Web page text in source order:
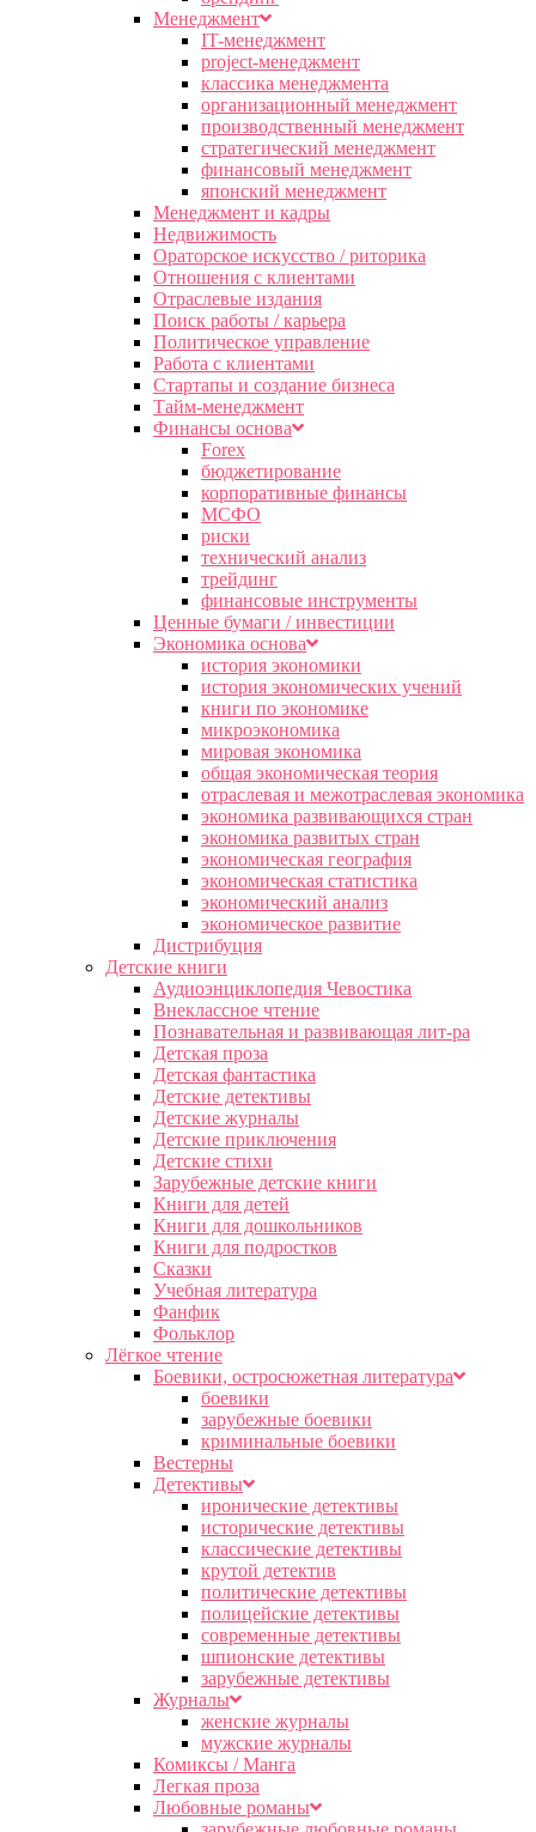
Менеджмент
IT-менеджмент
project-менеджмент
классика менеджмента
организационный менеджмент
производственный менеджмент
стратегический менеджмент
финансовый менеджмент
японский менеджмент
Менеджмент и кадры
Недвижимость
Ораторское искусство / риторика
Отношения с клиентами
Отраслевые издания
Поиск работы / карьера
Политическое управление
Работа с клиентами
Стартапы и создание бизнеса
Тайм-менеджмент
Финансы основа
Forex
бюджетирование
корпоративные финансы
МСФО
риски
технический анализ
трейдинг
финансовые инструменты
Ценные бумаги / инвестиции
Экономика основа
история экономики
история экономических учений
книги по экономике
микроэкономика
мировая экономика
общая экономическая теория
отраслевая и межотраслевая экономика
экономика развивающихся стран
экономика развитых стран
экономическая география
экономическая статистика
экономический анализ
экономическое развитие
Дистрибуция
Детские книги
Аудиоэнциклопедия Чевостика
Внеклассное чтение
Познавательная и развивающая лит-ра
Детская проза
Детская фантастика
Детские детективы
Детские журналы
Детские приключения
Детские стихи
Зарубежные детские книги
Книги для детей
Книги для дошкольников
Книги для подростков
Сказки
Учебная литература
Фанфик
Фольклор
Лёгкое чтение
Боевики, остросюжетная литература
боевики
зарубежные боевики
криминальные боевики
Вестерны
Детективы
иронические детективы
исторические детективы
классические детективы
крутой детектив
политические детективы
полицейские детективы
современные детективы
шпионские детективы
зарубежные детективы
Журналы
женские журналы
мужские журналы
Комиксы / Манга
Легкая проза
Любовные романы